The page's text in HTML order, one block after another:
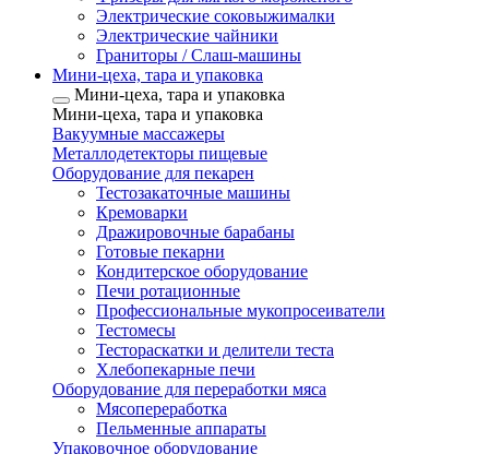
Электрические соковыжималки
Электрические чайники
Граниторы / Слаш-машины
Мини-цеха, тара и упаковка
Мини-цеха, тара и упаковка
Мини-цеха, тара и упаковка
Вакуумные массажеры
Металлодетекторы пищевые
Оборудование для пекарен
Тестозакаточные машины
Кремоварки
Дражировочные барабаны
Готовые пекарни
Кондитерское оборудование
Печи ротационные
Профессиональные мукопросеиватели
Тестомесы
Тестораскатки и делители теста
Хлебопекарные печи
Оборудование для переработки мяса
Мясопереработка
Пельменные аппараты
Упаковочное оборудование